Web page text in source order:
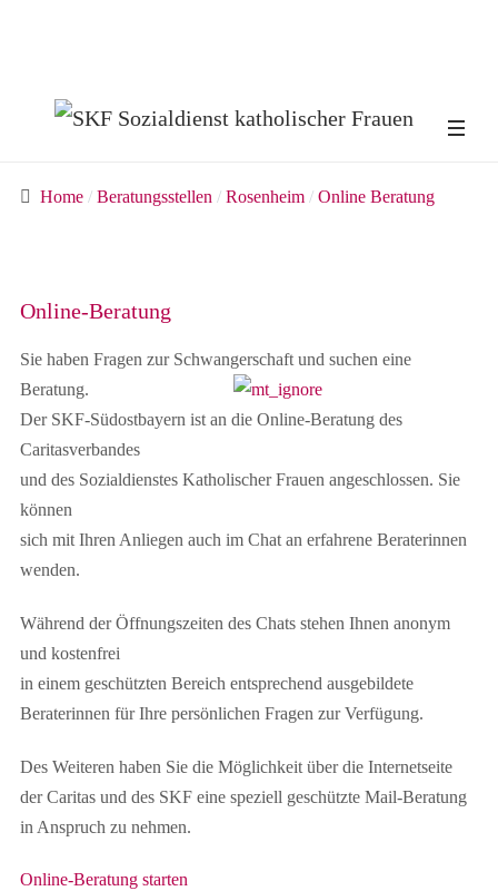
Home Beratungsstellen Rosenheim Online Beratung
Online-Beratung
Sie haben Fragen zur Schwangerschaft und suchen eine
Beratung.
Der SKF-Südostbayern ist an die Online-Beratung des
Caritasverbandes
und des Sozialdienstes Katholischer Frauen angeschlossen. Sie
können
sich mit Ihren Anliegen auch im Chat an erfahrene Beraterinnen
wenden.
Während der Öffnungszeiten des Chats stehen Ihnen anonym
und kostenfrei
in einem geschützten Bereich entsprechend ausgebildete
Beraterinnen für Ihre persönlichen Fragen zur Verfügung.
Des Weiteren haben Sie die Möglichkeit über die Internetseite
der Caritas und des SKF eine speziell geschützte Mail-Beratung
in Anspruch zu nehmen.
Online-Beratung starten